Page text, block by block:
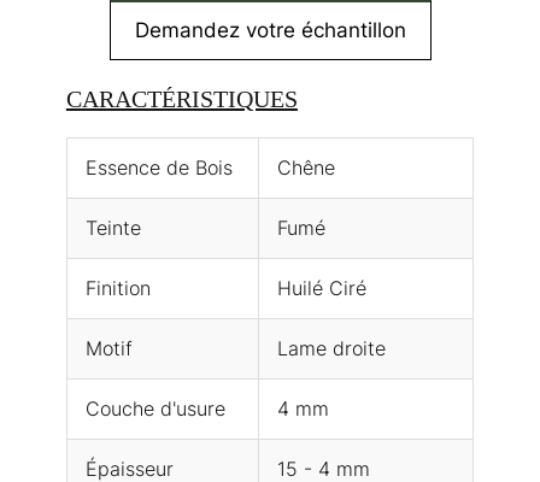
Demandez votre échantillon
CARACTÉRISTIQUES
Essence de Bois Chêne
Teinte Fumé
Finition Huilé Ciré
Motif Lame droite
Couche d'usure 4 mm
Épaisseur 15 - 4 mm